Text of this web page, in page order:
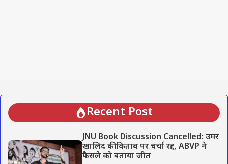
Recent Post
JNU Book Discussion Cancelled: उमर
खालिद की किताब पर चर्चा रद्द, ABVP ने
फैसले को बताया जीत